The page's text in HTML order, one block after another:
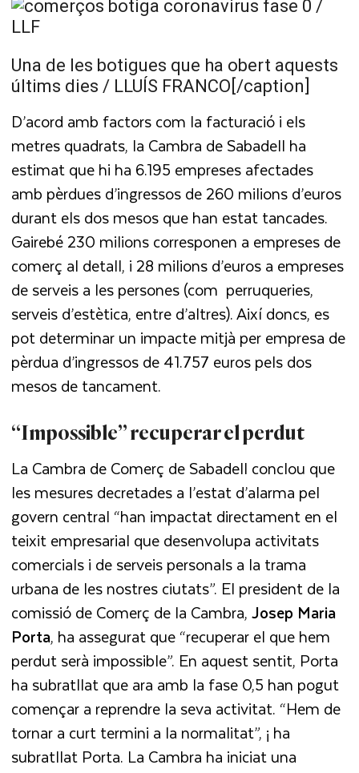
Una de les botigues que ha obert aquests
últims dies / LLUÍS FRANCO[/caption]
D’acord amb factors com la facturació i els
metres quadrats, la Cambra de Sabadell ha
estimat que hi ha 6.195 empreses afectades
amb pèrdues d’ingressos de 260 milions d’euros
durant els dos mesos que han estat tancades.
Gairebé 230 milions corresponen a empreses de
comerç al detall, i 28 milions d’euros a empreses
de serveis a les persones (com perruqueries,
serveis d’estètica, entre d’altres). Així doncs, es
pot determinar un impacte mitjà per empresa de
pèrdua d’ingressos de 41.757 euros pels dos
mesos de tancament.
“Impossible” recuperar el perdut
La Cambra de Comerç de Sabadell conclou que
les mesures decretades a l’estat d’alarma pel
govern central “han impactat directament en el
teixit empresarial que desenvolupa activitats
comercials i de serveis personals a la trama
urbana de les nostres ciutats”. El president de la
comissió de Comerç de la Cambra,Josep Maria
Porta, ha assegurat que “recuperar el que hem
perdut serà impossible”. En aquest sentit, Porta
ha subratllat que ara amb la fase 0,5 han pogut
començar a reprendre la seva activitat. “Hem de
tornar a curt termini a la normalitat”, ¡ ha
subratllat Porta. La Cambra ha iniciat una